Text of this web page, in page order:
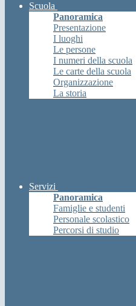
Scuola
Panoramica
Presentazione
I luoghi
Le persone
I numeri della scuola
Le carte della scuola
Organizzazione
La storia
Servizi
Panoramica
Famiglie e studenti
Personale scolastico
Percorsi di studio